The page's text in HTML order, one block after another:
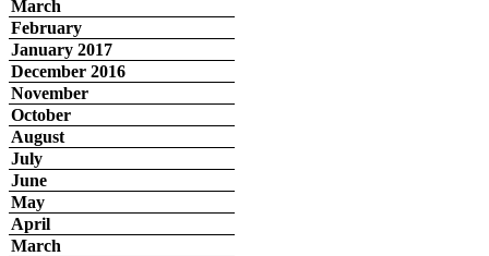
March
February
January 2017
December 2016
November
October
August
July
June
May
April
March